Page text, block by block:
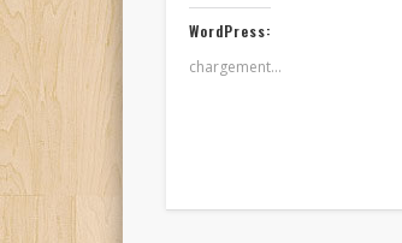
WordPress:
chargement…